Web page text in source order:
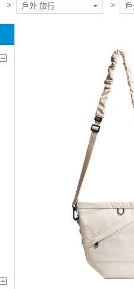
戶外 旅行